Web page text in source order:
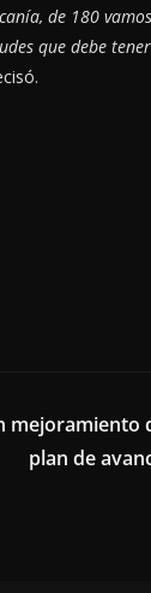
de 180
que debe
mejoramiento
plan de